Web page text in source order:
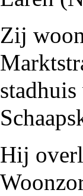
Zij
stadhuis
Hij